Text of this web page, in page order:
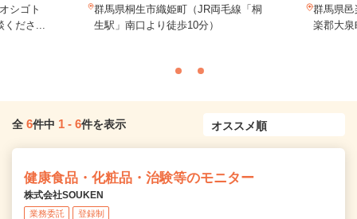
シゴト
ださ...
群馬県桐生市織姫町（JR両毛線「桐
生駅」南口より徒歩10分）
群馬県
楽郡大泉
全 6件中 1 - 6件を表示
健康食品・化粧品・治験等のモニター
株式会社SOUKEN
業務委託 登録制